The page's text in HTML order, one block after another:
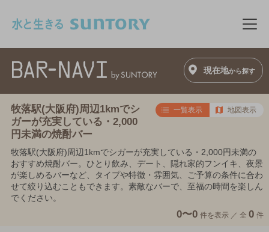
メ
現在地から探す
牧落駅(大阪府)周辺1kmでシ
ガーが充実している・2,000
円未満の焼酎バー
一覧表示 地図表示
牧落駅(大阪府)周辺1kmでシガーが充実している・2,000円未満の
おすすめ焼酎バー。ひとり飲み、デート、隠れ家的フンイキ、夜景
が楽しめるバーなど、タイプや特徴・雰囲気、ご予算の条件に合わ
せて絞り込むこともできます。素敵なバーで、至福の時間を楽しん
でください。
0〜0 件を表示 ／ 全 0 件